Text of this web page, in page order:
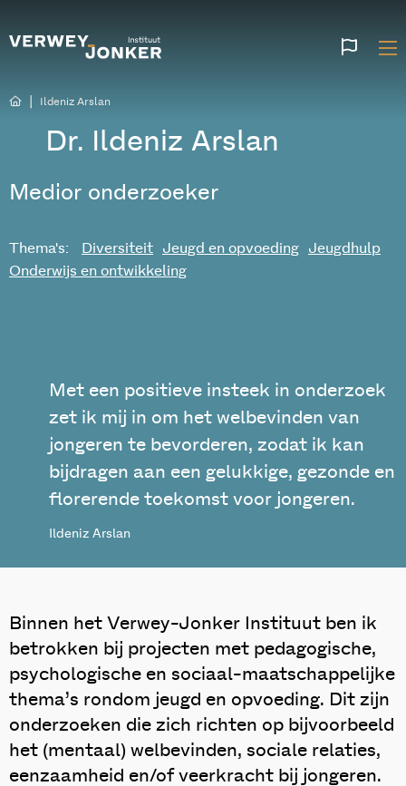
Ildeniz Arslan
Dr. Ildeniz Arslan
Medior onderzoeker
Thema's: Diversiteit Jeugd en opvoeding
Jeugdhulp
Onderwijs en ontwikkeling
Met een positieve insteek in onderzoek
zet ik mij in om het welbevinden van
jongeren te bevorderen, zodat ik kan
bijdragen aan een gelukkige, gezonde en
florerende toekomst voor jongeren.
Ildeniz Arslan
Binnen het Verwey-Jonker Instituut ben ik
betrokken bij projecten met pedagogische,
psychologische en sociaal-maatschappelijke
thema’s rondom jeugd en opvoeding. Dit zijn
onderzoeken die zich richten op bijvoorbeeld
het (mentaal) welbevinden, sociale relaties,
eenzaamheid en/of veerkracht bij jongeren.